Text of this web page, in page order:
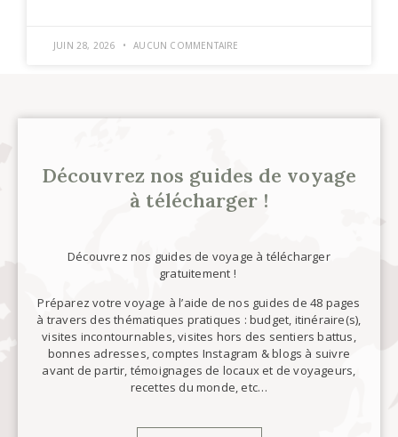
JUIN 28, 2026 AUCUN COMMENTAIRE
Découvrez nos guides de voyage
à télécharger !
Découvrez nos guides de voyage à télécharger
gratuitement !
Préparez votre voyage à l’aide de nos guides de 48 pages
à travers des thématiques pratiques : budget, itinéraire(s),
visites incontournables, visites hors des sentiers battus,
bonnes adresses, comptes Instagram & blogs à suivre
avant de partir, témoignages de locaux et de voyageurs,
recettes du monde, etc…